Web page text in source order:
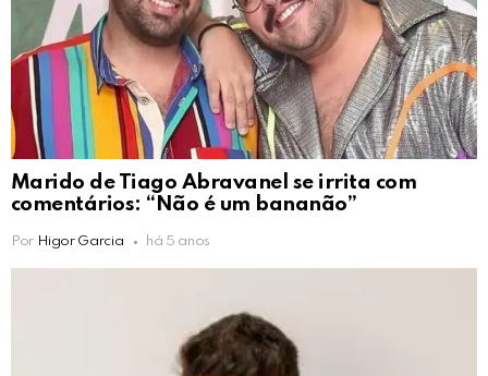
Marido de Tiago Abravanel se irrita com
comentários: “Não é um bananão”
Por Higor Garcia há 5 anos